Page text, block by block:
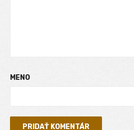
MENO